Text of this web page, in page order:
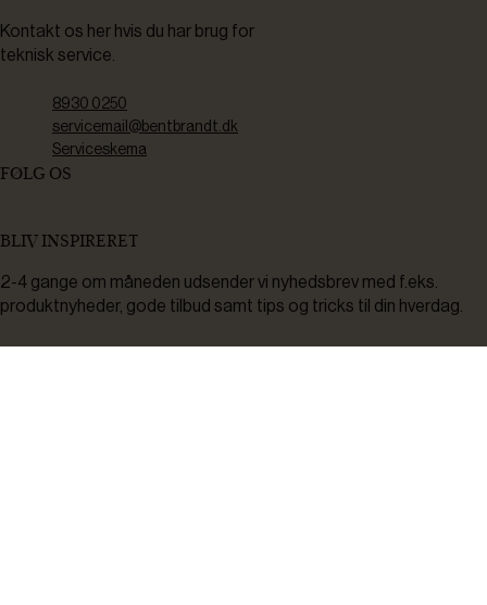
Kontakt os her hvis du har brug for
teknisk service.
8930 0250
servicemail@bentbrandt.dk
Serviceskema
FØLG OS
BLIV INSPIRERET
2-4 gange om måneden udsender vi nyhedsbrev med f.eks.
produktnyheder, gode tilbud samt tips og tricks til din hverdag.